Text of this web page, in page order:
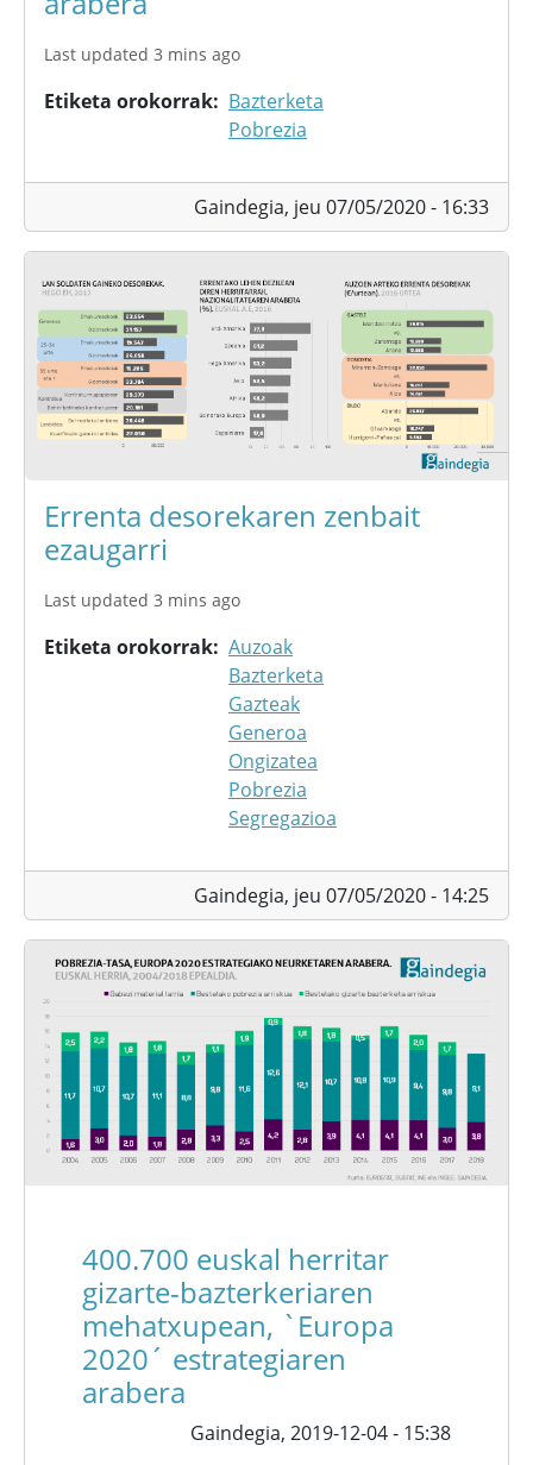
Last updated 3 mins ago
Etiketa orokorrak
Bazterketa
Pobrezia
Gaindegia, jeu 07/05/2020 - 16:33
Errenta desorekaren zenbait
ezaugarri
Last updated 3 mins ago
Etiketa orokorrak Auzoak
Bazterketa
Gazteak
Generoa
Ongizatea
Pobrezia
Segregazioa
Gaindegia, jeu 07/05/2020 - 14:25
400.700 euskal herritar
gizarte-bazterkeriaren
mehatxupean, `Europa
2020´ estrategiaren
arabera
Gaindegia, 2019-12-04 - 15:38